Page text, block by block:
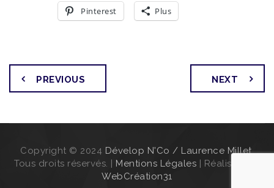
Pinterest Plus
PREVIOUS NEXT
Copyright © 2024 Dévelop N'Co / Laurence Millet.
Tous droits réservés. | Mentions Légales | Réalisation :
WebCréation31